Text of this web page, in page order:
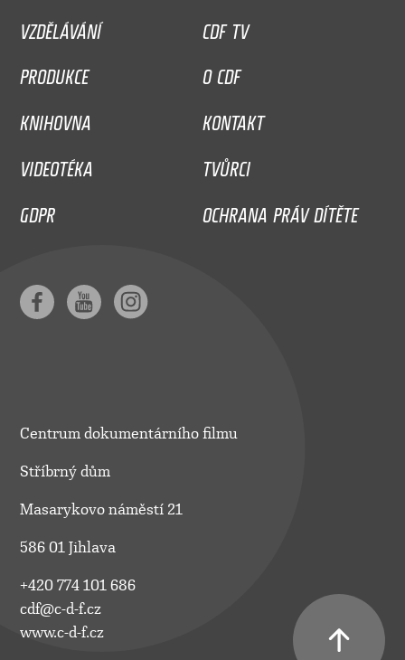
VZDĚLÁVÁNÍ
CDF TV
PRODUKCE
O CDF
KNIHOVNA
KONTAKT
VIDEOTÉKA
TVŮRCI
GDPR
OCHRANA PRÁV DÍTĚTE
Centrum dokumentárního filmu
Stříbrný dům
Masarykovo náměstí 21
586 01 Jihlava
+420 774 101 686
cdf@c-d-f.cz
www.c-d-f.cz